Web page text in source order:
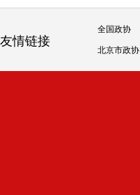
友情链接
全国政协
北京市政协